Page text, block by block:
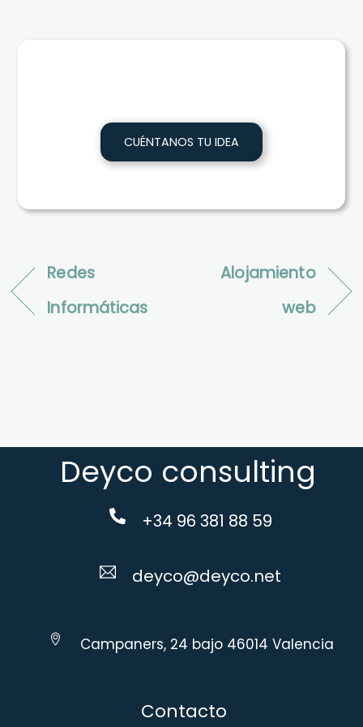
CUÉNTANOS TU IDEA
Redes
Informáticas
Alojamiento
web
Deyco consulting
+34 96 381 88 59
deyco@deyco.net
Campaners, 24 bajo 46014 Valencia
Contacto